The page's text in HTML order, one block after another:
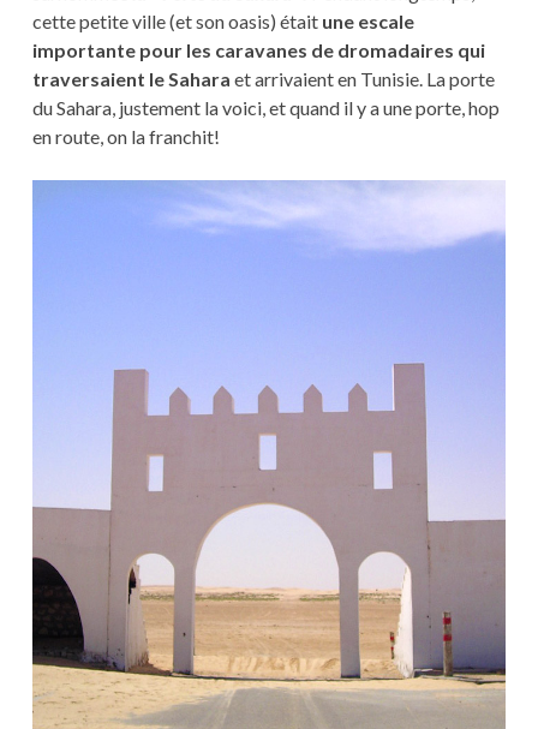
cette petite ville (et son oasis) était une escale
importante pour les caravanes de dromadaires qui
traversaient le Sahara et arrivaient en Tunisie. La porte
du Sahara, justement la voici, et quand il y a une porte, hop
en route, on la franchit!